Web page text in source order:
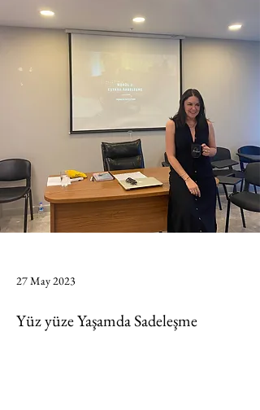
27 May 2023
Yüz yüze Yaşamda Sadeleşme